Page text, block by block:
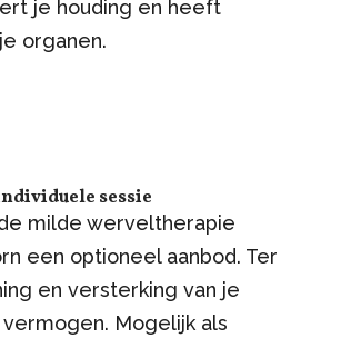
je houding en heeft
organen.
sessie
milde werveltherapie
een optioneel aanbod. Ter
en versterking van je
Mogelijk als